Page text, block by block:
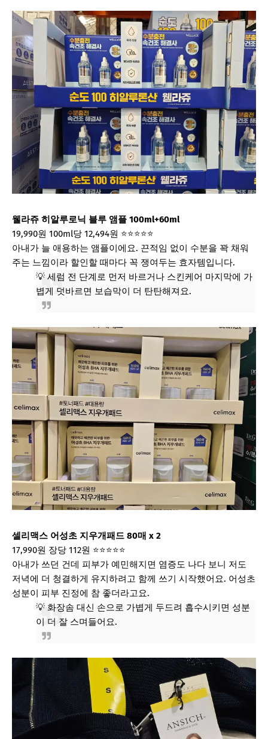
웰라쥬 히알루로닉 블루 앰플 100ml+60ml
19,990원 100ml당 12,494원 ⭐⭐⭐⭐⭐
아내가 늘 애용하는 앰플이에요. 끈적임 없이 수분을 꽉 채워
주는 느낌이라 할인할 때마다 꼭 쟁여두는 효자템입니다.
💡 세럼 전 단계로 먼저 바르거나 스킨케어 마지막에 가
볍게 덧바르면 보습막이 더 탄탄해져요.
셀리맥스 어성초 지우개패드 80매 x 2
17,990원 장당 112원 ⭐⭐⭐⭐⭐
아내가 쓰던 건데 피부가 예민해지면 염증도 나다 보니 저도
저녁에 더 청결하게 유지하려고 함께 쓰기 시작했어요. 어성초
성분이 피부 진정에 참 좋더라고요.
💡 화장솜 대신 손으로 가볍게 두드려 흡수시키면 성분
이 더 잘 스며들어요.